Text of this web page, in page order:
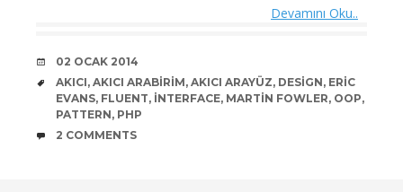
Devamını Oku..
DATE
02 OCAK 2014
TAGS
AKICI, AKICI ARABIRIM, AKICI ARAYÜZ, DESIGN, ERIC
EVANS, FLUENT, INTERFACE, MARTIN FOWLER, OOP,
PATTERN, PHP
COMMENTS
2 COMMENTS